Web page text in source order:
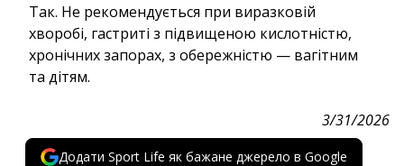
Так. Не рекомендується при виразковій
хворобі, гастриті з підвищеною кислотністю,
хронічних запорах, з обережністю — вагітним
та дітям.
3/31/2026
Додати Sport Life як бажане джерело в Google